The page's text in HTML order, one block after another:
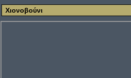
Χιονοβούνι